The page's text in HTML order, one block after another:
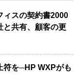
ィスの契約書2000
と共有、顧客の更
符を─HP WXPがも